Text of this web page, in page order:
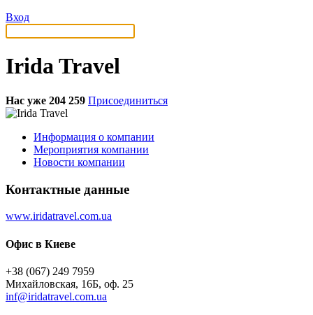
Вход
Irida Travel
Нас уже 204 259 Присоединиться
Информация о компании
Мероприятия компании
Новости компании
Контактные данные
www.iridatravel.com.ua
Офис в Киеве
+38 (067) 249 7959
Михайловская, 16Б, оф. 25
inf@iridatravel.com.ua